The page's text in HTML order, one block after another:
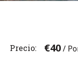
Precio €40/